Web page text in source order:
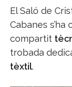
El Saló de
Cabanes s’ha
compartit
trobada
tèxtil.